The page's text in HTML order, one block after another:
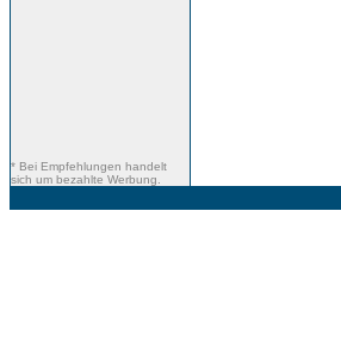
* Bei Empfehlungen handelt
sich um bezahlte Werbung.